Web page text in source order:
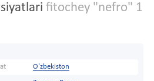
fitochey "nefro" 1
O'zbekiston